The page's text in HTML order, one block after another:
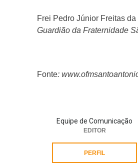
Frei Pedro Júnior Freitas
Guardião da Fraternidade
Fonte:
Equipe de Comunicação
EDITOR
PERFIL